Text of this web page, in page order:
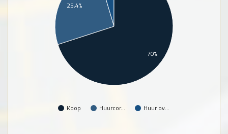
Koop Huurcor… Huur ov…
25,4%
70%